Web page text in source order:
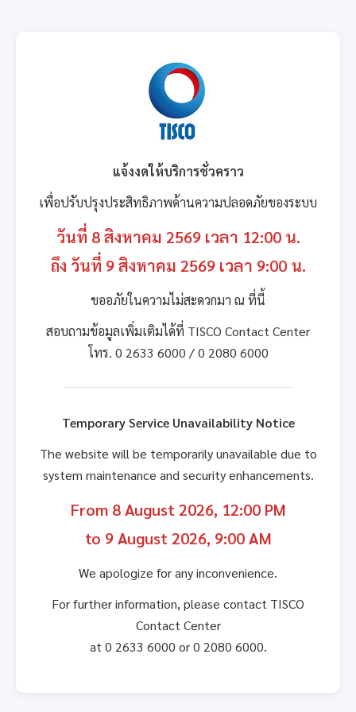
แจ้งงดให้บริการชั่วคราว
เพื่อปรับปรุงประสิทธิภาพด้านความปลอดภัยของระบบ
วันที่ 8 สิงหาคม 2569 เวลา 12:00 น.
ถึง วันที่ 9 สิงหาคม 2569 เวลา 9:00 น.
ขออภัยในความไม่สะดวกมา ณ ที่นี้
สอบถามข้อมูลเพิ่มเติมได้ที่ TISCO Contact Center
โทร. 0 2633 6000 / 0 2080 6000
Temporary Service Unavailability Notice
The website will be temporarily unavailable due to
system maintenance and security enhancements.
From 8 August 2026, 12:00 PM
to 9 August 2026, 9:00 AM
We apologize for any inconvenience.
For further information, please contact TISCO
Contact Center
at 0 2633 6000 or 0 2080 6000.